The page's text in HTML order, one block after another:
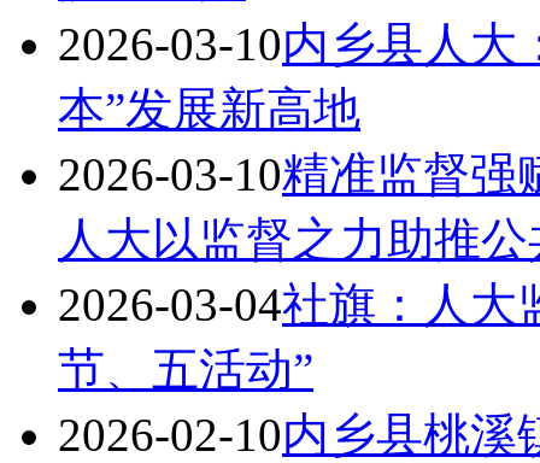
2026-03-10内乡县人大
本”发展新高地
2026-03-10精准监督
人大以监督之力助推
2026-03-04社旗：人大
节、五活动”
2026-02-10内乡县桃溪